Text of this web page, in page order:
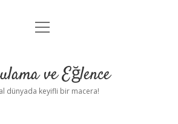
Anasayfa
Yasal Uyarı
menüyü
ve Eğlence
dünyada keyifli bir macera!